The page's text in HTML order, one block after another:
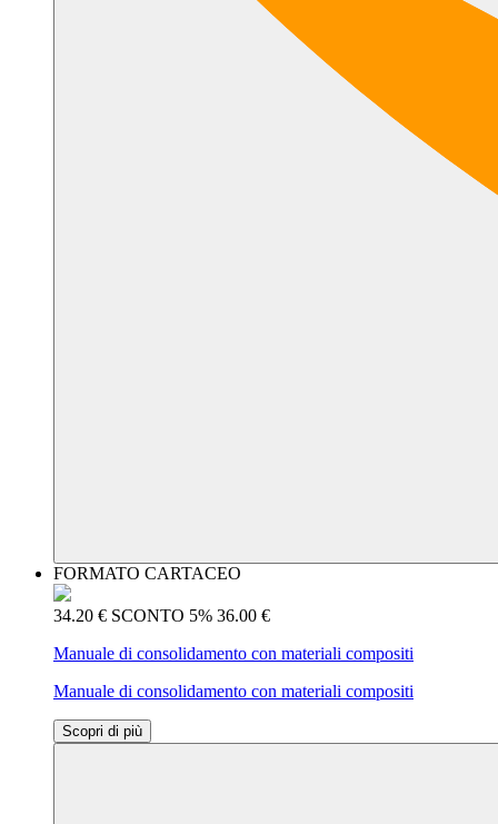
FORMATO CARTACEO
34.20 € SCONTO 5% 36.00 €
Manuale di consolidamento con materiali compositi
Manuale di consolidamento con materiali compositi
Scopri di più